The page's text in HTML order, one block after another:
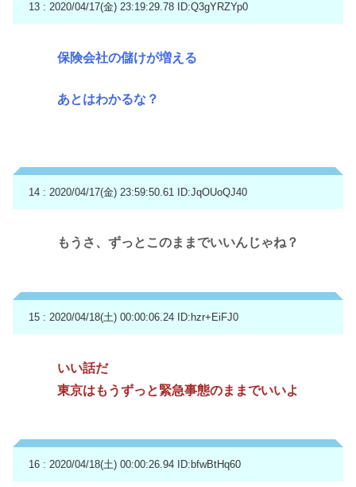
13 : 2020/04/17(金) 23:19:29.78 ID:Q3gYRZYp0
保険会社の儲けが増える
あとはわかるな？
14 : 2020/04/17(金) 23:59:50.61 ID:JqOUoQJ40
もうさ、ずっとこのままでいいんじゃね？
15 : 2020/04/18(土) 00:00:06.24 ID:hzr+EiFJ0
いい話だ
東京はもうずっと緊急事態のままでいいよ
16 : 2020/04/18(土) 00:00:26.94 ID:bfwBtHq60